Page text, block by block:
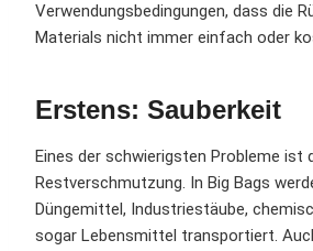
Verwendungsbedingungen, dass die
Materials nicht immer einfach oder
Erstens: Sauberkeit
Eines der schwierigsten Probleme ist
Restverschmutzung. In Big Bags
Düngemittel, Industriestäube,
sogar Lebensmittel transportiert.